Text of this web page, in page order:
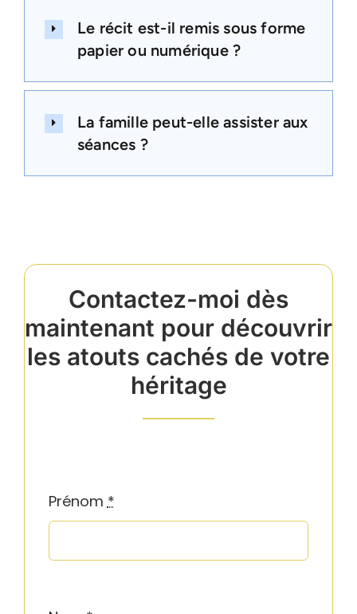
Le récit est-il remis sous forme
papier ou numérique ?
La famille peut-elle assister aux
séances ?
Contactez-moi dès
maintenant pour découvrir
les atouts cachés de votre
héritage
Prénom *